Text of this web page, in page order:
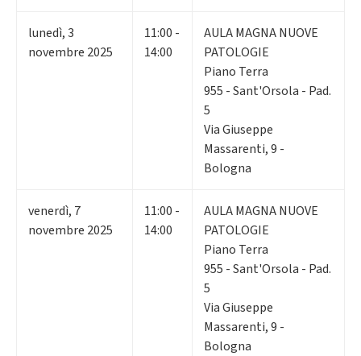
lunedì,3
novembre 2025
11:00 -
14:00
AULA MAGNA NUOVE
PATOLOGIE
Piano Terra
955 - Sant'Orsola - Pad.
5
Via Giuseppe
Massarenti, 9 -
Bologna
venerdì, 7
novembre 2025
11:00 -
14:00
AULA MAGNA NUOVE
PATOLOGIE
Piano Terra
955 - Sant'Orsola - Pad.
5
Via Giuseppe
Massarenti, 9 -
Bologna